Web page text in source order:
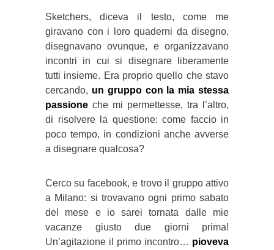
Sketchers, diceva il testo, come me
giravano con i loro quaderni da disegno,
disegnavano ovunque, e organizzavano
incontri in cui si disegnare liberamente
tutti insieme. Era proprio quello che stavo
cercando, un gruppo con la mia stessa
passione che mi permettesse, tra l’altro,
di risolvere la questione: come faccio in
poco tempo, in condizioni anche avverse
a disegnare qualcosa?
Cerco su facebook, e trovo il gruppo attivo
a Milano: si trovavano ogni primo sabato
del mese e io sarei tornata dalle mie
vacanze giusto due giorni prima!
Un’agitazione il primo incontro… pioveva